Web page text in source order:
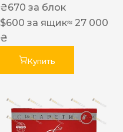
₴670 за блок
$600 за ящик≈ 27 000
₴
Купить